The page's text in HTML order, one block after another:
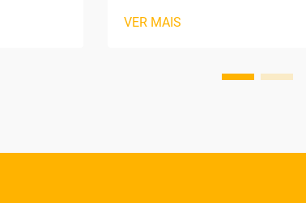
Principais: Serrarias,
linhas de produção de
VER MAIS